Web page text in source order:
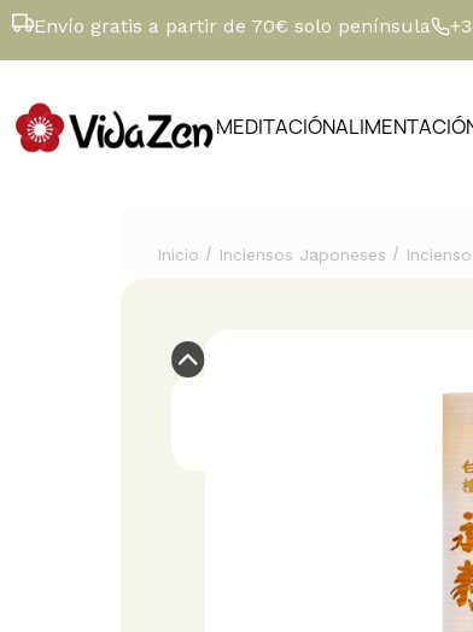
Envío gratis a partir de 70€ solo península
MEDITACIÓN
Inicio / Inciensos Japoneses /